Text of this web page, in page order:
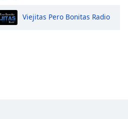
Viejitas Pero Bonitas Radio